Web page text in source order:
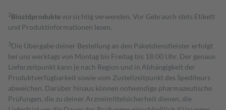
2Biozidproduktevorsichtig verwenden. Vor Gebrauch stets Etikett
und Produktinformationen lesen.
3Die Übergabe deiner Bestellung an den Paketdienstleister erfolgt
bei uns werktags von Montag bis Freitag bis 18:00 Uhr. Der genaue
Lieferzeitpunkt kann je nach Region und in Abhängigkeit der
Produktverfügbarkeit sowie vom Zustellzeitpunkt des Spediteurs
abweichen. Darüber hinaus können notwendige pharmazeutische
Prüfungen, die zu deiner Arzneimittelsicherheit dienen, die